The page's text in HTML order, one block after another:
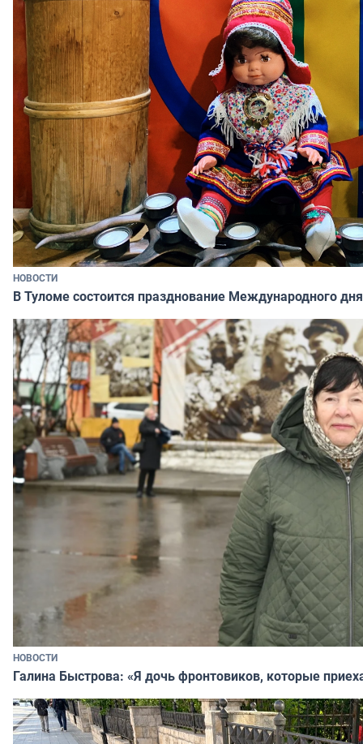
НОВОСТИ
В Туломе состоится празднование Международного
НОВОСТИ
Галина Быстрова: «Я дочь фронтовиков, которые